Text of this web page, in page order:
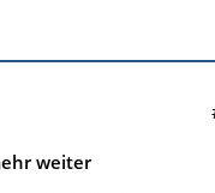
weiter